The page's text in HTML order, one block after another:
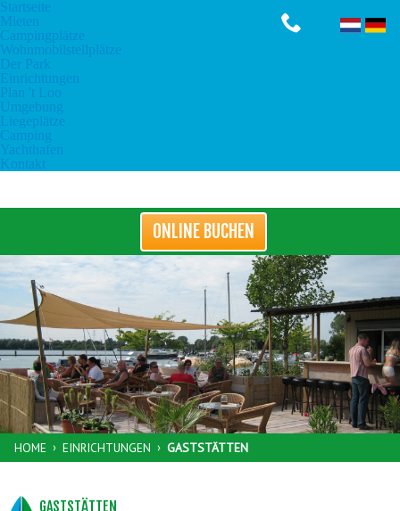
ONLINE BUCHEN
Startseite
Mieten
Campingplätze
Wohnmobilstellplätze
Der Park
Einrichtungen
Plan 't Loo
Umgebung
Liegeplätze
Camping
Yachthafen
Kontakt
HOME › EINRICHTUNGEN › GASTSTÄTTEN
GASTSTÄTTEN